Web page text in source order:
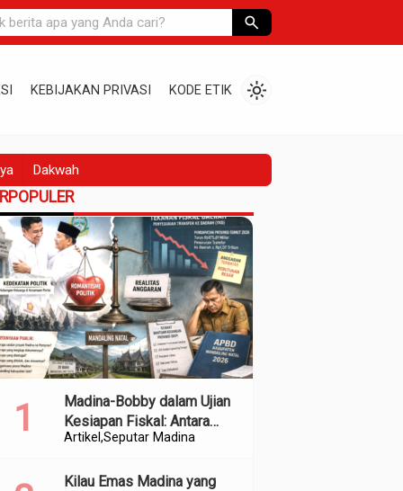
search
KEBIJAKAN PRIVASI KODE ETIK light_mode
Dakwah
Artikel Seputar Madina
Madina-Bobby dalam Ujian
Kesiapan Fiskal: Antara
Kedekatan Politik dan
Kilau Emas Madina yang